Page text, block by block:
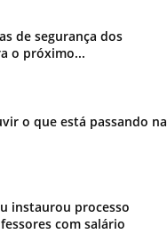
de segurança dos
o próximo...
o que está passando na
instaurou processo
com salário